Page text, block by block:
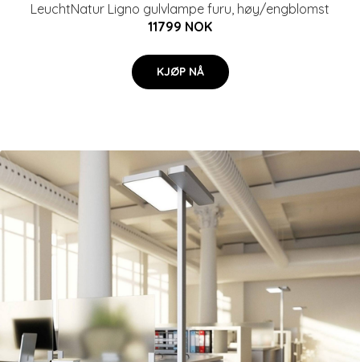
LeuchtNatur Ligno gulvlampe furu, høy/engblomst
11799 NOK
KJØP NÅ